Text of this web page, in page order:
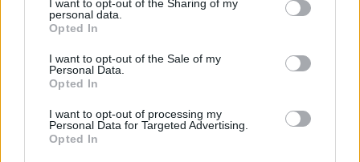
not limited to your visit or usage behaviour. You may click to
grant or deny consent to Google and its third-party tags to
use your data for below specified purposes in below Google
consent section.
I want to opt-out of the Sharing of my
personal data.
Opted In
I want to opt-out of the Sale of my
Personal Data.
Opted In
I want to opt-out of processing my
Personal Data for Targeted Advertising.
Opted In